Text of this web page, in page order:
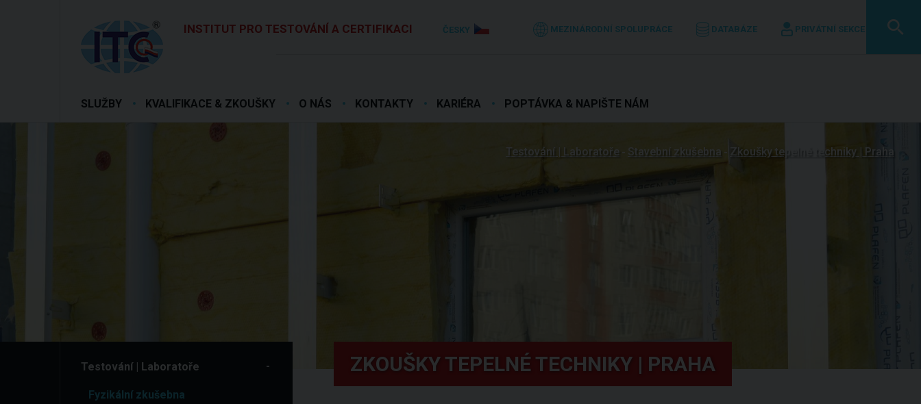
INSTITUT PRO TESTOVÁNÍ A CERTIFIKACI ČESKY MEZINÁRODNÍ SPOLUPRÁCE DATABÁZE PRIVÁTNÍ SEKCE
SLUŽBY KVALIFIKACE & ZKOUŠKY O NÁS KONTAKTY KARIÉRA POPTÁVKA & NAPIŠTE NÁM
Testování | Laboratoře Stavební zkušebna Zkoušky tepelné techniky | Praha
Testování | Laboratoře
Fyzikální zkušebna
ZKOUŠKY TEPELNÉ TECHNIKY | PRAHA